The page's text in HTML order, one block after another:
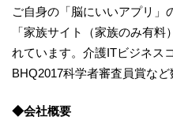
ご自身の「脳にいいアプリ」
「家族サイト（家族のみ有
れています。介護ITビジネス
BHQ2017科学者審査員賞など
◆会社概要